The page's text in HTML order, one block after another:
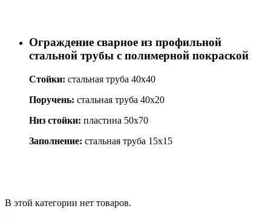
Ограждение сварное из профильной
стальной трубы с полимерной покраской
Стойки: стальная труба 40х40
Поручень: стальная труба 40х20
Низ стойки: пластина 50х70
Заполнение: стальная труба 15х15
В этой категории нет товаров.